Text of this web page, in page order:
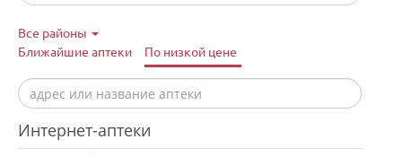
Все районы
Ближайшие аптеки
По низкой цене
Интернет-аптеки